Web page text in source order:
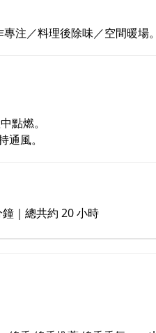
注／料理後除味／空間暖場。
點燃。
風。
｜總共約 20 小時